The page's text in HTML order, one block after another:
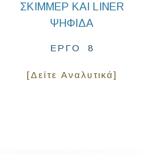
ΣΚΊΜΜΕΡ ΚΑΙ LINER
ΨΗΦΊΔΑ
ΕΡΓΟ 8
[Δείτε Αναλυτικά]